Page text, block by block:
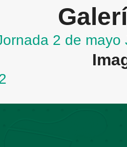
2 de mayo